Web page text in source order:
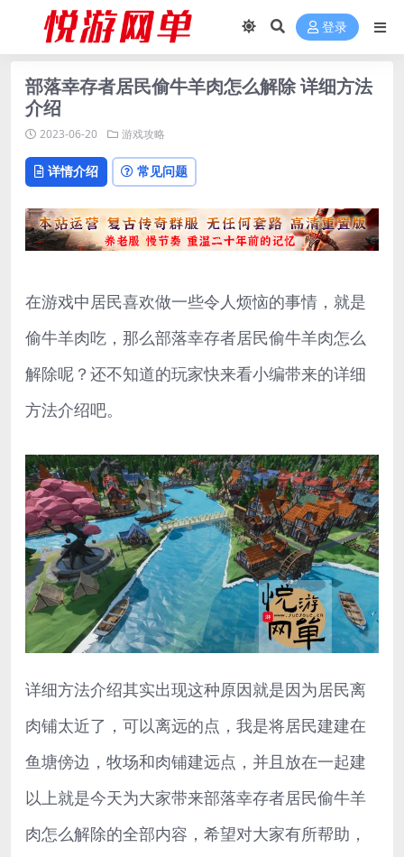
登录
部落幸存者居民偷牛羊肉怎么解除 详细方法
介绍
2023-06-20 游戏攻略
详情介绍 常见问题
在游戏中居民喜欢做一些令人烦恼的事情，就是
偷牛羊肉吃，那么部落幸存者居民偷牛羊肉怎么
解除呢？还不知道的玩家快来看小编带来的详细
方法介绍吧。
详细方法介绍其实出现这种原因就是因为居民离
肉铺太近了，可以离远的点，我是将居民建建在
鱼塘傍边，牧场和肉铺建远点，并且放在一起建
以上就是今天为大家带来部落幸存者居民偷牛羊
肉怎么解除的全部内容，希望对大家有所帮助，